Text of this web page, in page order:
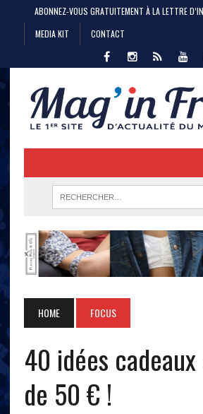
ABONNEZ-VOUS GRATUITEMENT À LA LETTRE
MEDIA KIT
CONTACT
HOME FOCUS
40 idées
de 50 € !